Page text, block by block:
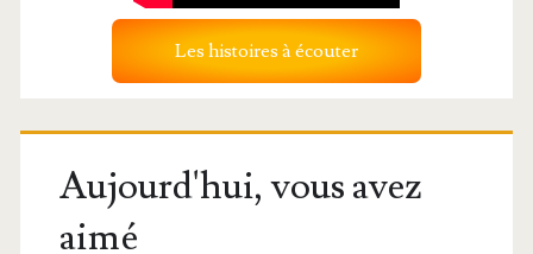
Les histoires à écouter
Aujourd'hui, vous avez
aimé